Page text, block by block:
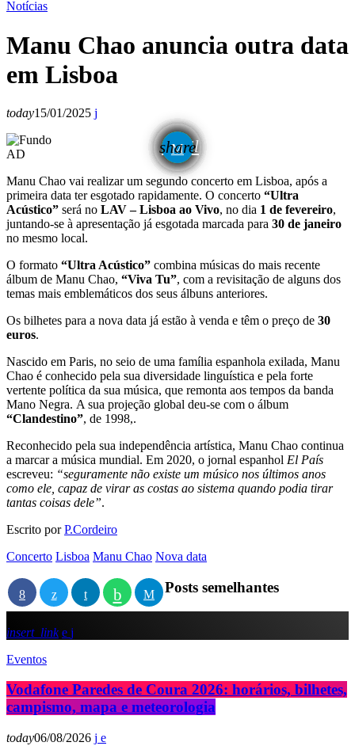
Notícias
Manu Chao anuncia outra data
em Lisboa
today15/01/2025
share
email
AD
Manu Chao vai realizar um segundo concerto em Lisboa, após a
primeira data ter esgotado rapidamente. O concerto “Ultra
Acústico” será no LAV – Lisboa ao Vivo, no dia 1 de fevereiro,
juntando-se à apresentação já esgotada marcada para 30 de janeiro
no mesmo local.
O formato “Ultra Acústico” combina músicas do mais recente
álbum de Manu Chao, “Viva Tu”, com a revisitação de alguns dos
temas mais emblemáticos dos seus álbuns anteriores.
Os bilhetes para a nova data já estão à venda e têm o preço de 30
euros.
Nascido em Paris, no seio de uma família espanhola exilada, Manu
Chao é conhecido pela sua diversidade linguística e pela forte
vertente política da sua música, que remonta aos tempos da banda
Mano Negra. A sua projeção global deu-se com o álbum
“Clandestino”, de 1998,.
Reconhecido pela sua independência artística, Manu Chao continua
a marcar a música mundial. Em 2020, o jornal espanhol El País
escreveu: “seguramente não existe um músico nos últimos anos
como ele, capaz de virar as costas ao sistema quando podia tirar
tantas coisas dele”.
Escrito porP.Cordeiro
Concerto Lisboa Manu Chao Nova data
Posts semelhantes
insert_link
Eventos
Vodafone Paredes de Coura 2026: horários, bilhetes,
campismo, mapa e meteorologia
today06/08/2026